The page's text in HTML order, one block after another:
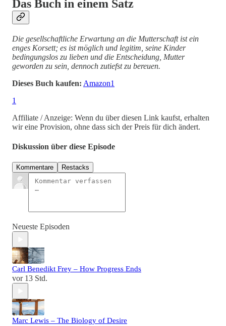
Das Buch in einem Satz
Die gesellschaftliche Erwartung an die Mutterschaft ist ein
enges Korsett; es ist möglich und legitim, seine Kinder
bedingungslos zu lieben und die Entscheidung, Mutter
geworden zu sein, dennoch zutiefst zu bereuen.
Dieses Buch kaufen: Amazon1
1
Affiliate / Anzeige: Wenn du über diesen Link kaufst, erhalten
wir eine Provision, ohne dass sich der Preis für dich ändert.
Diskussion über diese Episode
Kommentare Restacks
Neueste Episoden
Carl Benedikt Frey – How Progress Ends
vor 13 Std.
Marc Lewis – The Biology of Desire